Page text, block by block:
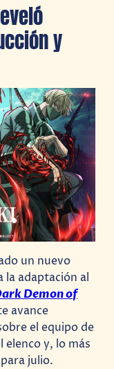
y
un nuevo
la adaptación al
Demon of
avance
el equipo de
y, lo más
julio.